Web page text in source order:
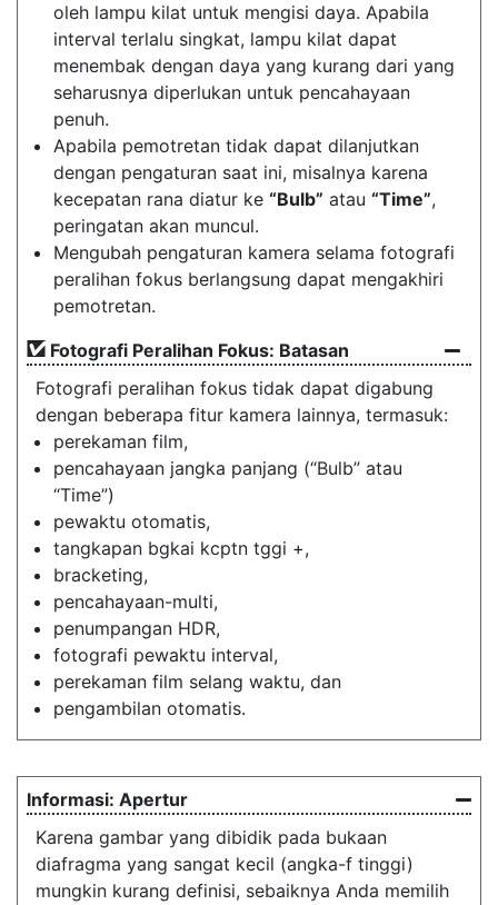
oleh lampu kilat untuk mengisi daya. Apabila
interval terlalu singkat, lampu kilat dapat
menembak dengan daya yang kurang dari yang
seharusnya diperlukan untuk pencahayaan
penuh.
Apabila pemotretan tidak dapat dilanjutkan
dengan pengaturan saat ini, misalnya karena
kecepatan rana diatur ke “Bulb” atau “Time”,
peringatan akan muncul.
Mengubah pengaturan kamera selama fotografi
peralihan fokus berlangsung dapat mengakhiri
pemotretan.
Fotografi Peralihan Fokus: Batasan
Fotografi peralihan fokus tidak dapat digabung
dengan beberapa fitur kamera lainnya, termasuk:
perekaman film,
pencahayaan jangka panjang (“Bulb” atau
“Time”)
pewaktu otomatis,
tangkapan bgkai kcptn tggi +,
bracketing,
pencahayaan-multi,
penumpangan HDR,
fotografi pewaktu interval,
perekaman film selang waktu, dan
pengambilan otomatis.
Apertur
Karena gambar yang dibidik pada bukaan
diafragma yang sangat kecil (angka-f tinggi)
mungkin kurang definisi, sebaiknya Anda memilih